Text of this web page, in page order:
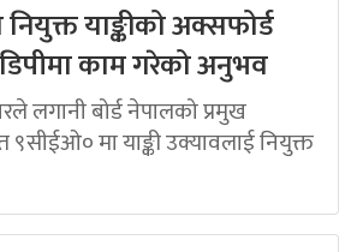
नियुक्त याङ्कीको अक्सफोर्ड
काम गरेको अनुभव
लगानी बोर्ड नेपालको प्रमुख
९सीईओ० मा याङ्की उक्यावलाई नियुक्त